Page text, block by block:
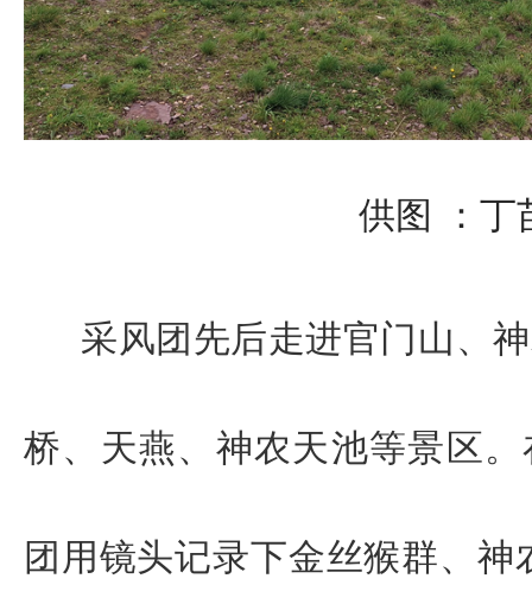
供图 ：丁
采风团 先后走进官门山、
桥、 天燕、 神农天池等景区。
团 用镜头记录下金丝猴群、神